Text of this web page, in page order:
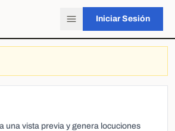
Iniciar Sesión
una vista previa y genera locuciones